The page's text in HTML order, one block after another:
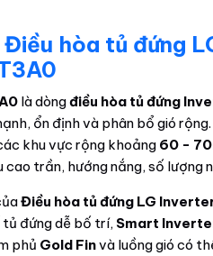
Điều hòa tủ đứng
là dòngđiều hòa tủ đứng
ổn định và phân bổ gió
khu vực rộng khoảng 60 -
cao trần, hướng nắng, số lượng
Điều hòa tủ đứng LG
đứng dễ bố trí, Smart
phủ Gold Finvà luồng gió có